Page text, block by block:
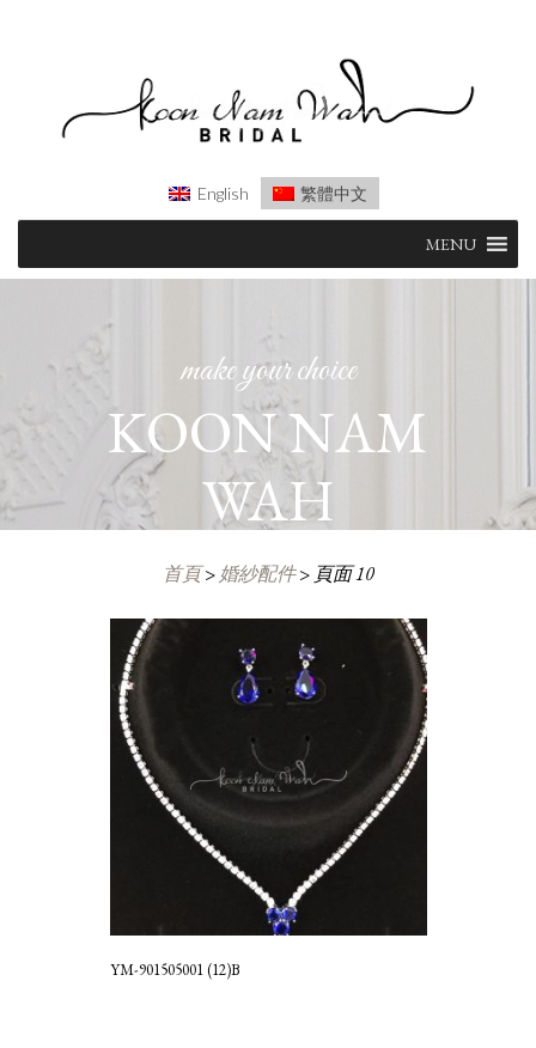
English 繁體中文
content
MENU
make your choice
KOON NAM
WAH
首頁> 婚紗配件>頁面 10
YM-901505001 (12)B